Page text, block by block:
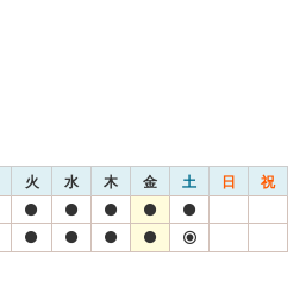
火 水 木 金 土 日 祝